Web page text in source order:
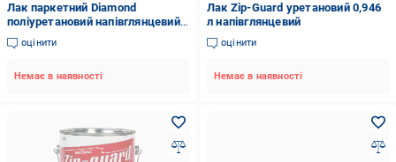
Лак паркетний Diamond
поліуретановий напівглянцевий
3 л (4884)
оцінити
Немає в наявності
Лак Zip-Guard уретановий 0,946
л напівглянцевий
оцінити
Немає в наявності